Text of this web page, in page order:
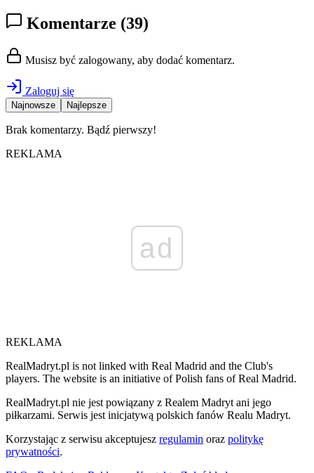
Komentarze (39)
Musisz być zalogowany, aby dodać komentarz.
Zaloguj się
Najnowsze Najlepsze
Brak komentarzy. Bądź pierwszy!
REKLAMA
ad
REKLAMA
RealMadryt.pl is not linked with Real Madrid and the Club's
players. The website is an initiative of Polish fans of Real Madrid.
RealMadryt.pl nie jest powiązany z Realem Madryt ani jego
piłkarzami. Serwis jest inicjatywą polskich fanów Realu Madryt.
Korzystając z serwisu akceptujesz regulamin oraz politykę
prywatności.